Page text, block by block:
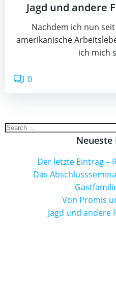
Jagd und andere
Nachdem ich nun
amerikanische
ich mich
0
Search
Neueste
Der letzte Eintrag –
Das
Von Promis
Jagd und andere